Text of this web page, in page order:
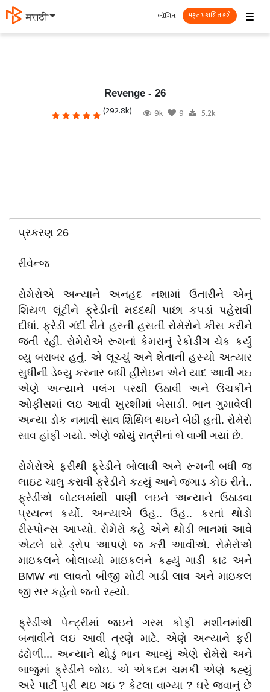
मराठी ☰
લૉગિન મફત પ્રકાશિત કરો
Revenge - 26
(292.8k) 9k 9 5.2k
પ્રકરણ 26
રીવેન્જ
રોમેરોએ અન્યાને અનહદ નશામાં ઉતારીને એનું
શિયળ લૂંટીને ફ્રેડીની મદદથી પાછા કપડાં પહેરાવી
દીધાં. ફ્રેડી ગંદી રીતે હસ્તી હસતી રોમેરોને કીસ કરીને
જતી રહી. રોમેરોએ રૂમનાં કેમરાનું રેકોડીંગ ચેક કર્યું
વ્યુ બરાબર હતું. એ લૂચ્ચું અને શેતાની હસ્યો અત્યાર
સુધીની ડેબ્યુ કરનાર બધી હીરોઇન એને યાદ આવી ગઇ
એણે અન્યાને પલંગ પરથી ઉઠાવી અને ઉંચકીને
ઓફીસમાં લઇ આવી ખુરશીમાં બેસાડી. ભાન ગુમાવેલી
અન્યા ડોક નમાવી સાવ શિથિલ થઇને બેઠી હતી. રોમેરો
સાવ હાંફી ગયો. એણે જોયું રાત્રીનાં બે વાગી ગયાં છે.
રોમેરોએ ફરીથી ફ્રેડીને બોલાવી અને રૂમની બધી જ
લાઇટ ચાલુ કરાવી ફ્રેડીને કહ્યું આને જગાડ કોઇ રીતે..
ફ્રેડીએ બોટલમાંથી પાણી લઇને અન્યાને ઉઠાડવા
પ્રયત્ન કર્યો. અન્યાએ ઉહ.. ઉહ.. કરતાં થોડો
રીસ્પોન્સ આપ્યો. રોમેરો કહે એને થોડી ભાનમાં આવે
એટલે ઘરે ડ્રોપ આપણે જ કરી આવીએ. રોમેરોએ
માઇકલને બોલાવ્યો માઇકલને કહ્યું ગાડી કાઢ અને
BMW ના લાવતો બીજી મોટી ગાડી લાવ અને માઇકલ
જી સર કહેતો જતો રહ્યો.
ફ્રેડીએ પેન્ટ્રીમાં જઇને ગરમ કોફી મશીનમાંથી
બનાવીને લઇ આવી ત્રણે માટે. એણે અન્યાને ફરી
ઢંઢોળી... અન્યાને થોડું ભાન આવ્યું એણે રોમેરો અને
બાજુમાં ફ્રેડીને જોઇ. એ એકદમ ચમકી એણે કહ્યું
અરે પાર્ટી પુરી થઇ ગઇ ? કેટલા વાગ્યા ? ઘરે જવાનું છે